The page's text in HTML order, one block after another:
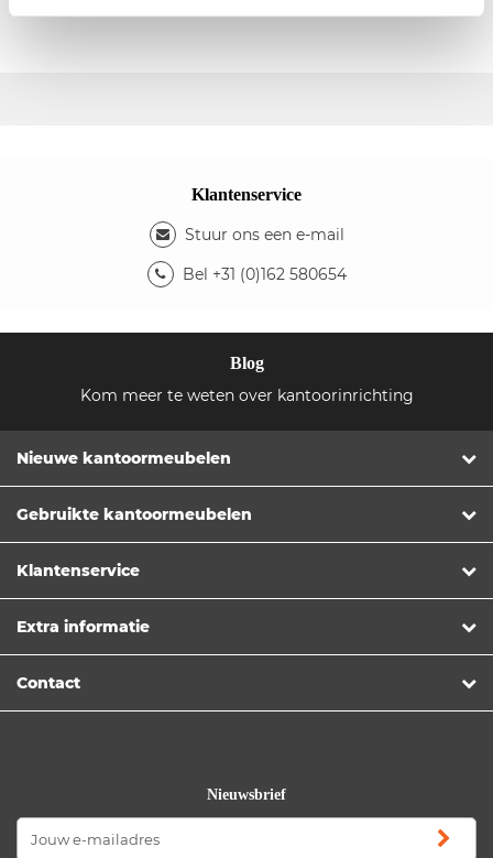
Klantenservice
Stuur ons een e-mail
Bel +31 (0)162 580654
Blog
Kom meer te weten over kantoorinrichting
Nieuwe kantoormeubelen
Gebruikte kantoormeubelen
Klantenservice
Extra informatie
Contact
Nieuwsbrief